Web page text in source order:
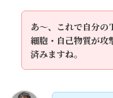
あ～、これで自分の
細胞・自己物質が攻
済みますね。